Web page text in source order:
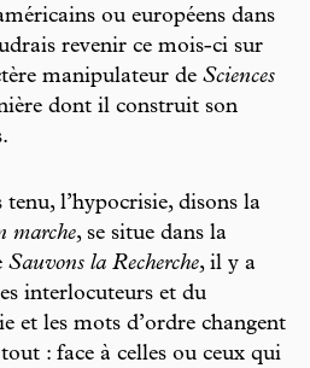
ou européens dans
revenir ce mois-ci sur
manipulateur de Sciences
dont il construit son
l’hypocrisie, disons la
marche, se situe dans la
Sauvons la Recherche, il y a
interlocuteurs et du
et les mots d’ordre changent
: face à celles ou ceux qui